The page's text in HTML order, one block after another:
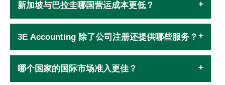
新加坡与巴拉圭哪国营运成本更低？
3E Accounting 除了公司注册还提供哪些服务？
哪个国家的国际市场准入更佳？